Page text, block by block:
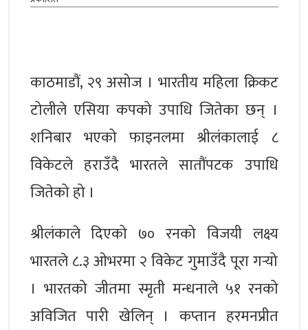
काठमाडौं, २९ असोज । भारतीय महिला क्रिकट
टोलीले एसिया कपको उपाधि जितेका छन् ।
शनिबार भएको फाइनलमा श्रीलंकालाई ८
विकेटले हराउँदै भारतले सातौंपटक उपाधि
जितेको हो ।
श्रीलंकाले दिएको ७० रनको विजयी लक्ष्य
भारतले ८.३ ओभरमा २ विकेट गुमाउँदै पूरा गर्‍यो
। भारतको जीतमा स्मृती मन्धनाले ५१ रनको
अविजित पारी खेलिन् । कप्तान हरमनप्रीत